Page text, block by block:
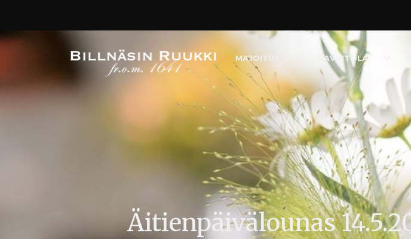
MAJOITUS
Toggle
Dropdown
RAVINTOLA
Äitienpäivälounas